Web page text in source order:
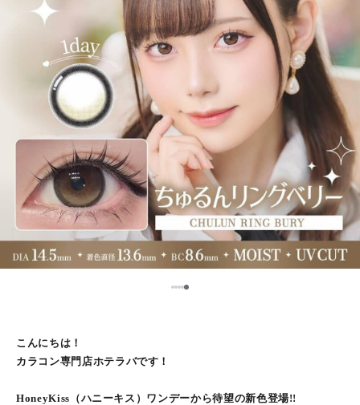
1234
こんにちは！
カラコン専門店ホテラバです！
HoneyKiss（ハニーキス）ワンデーから待望の新色登場!!